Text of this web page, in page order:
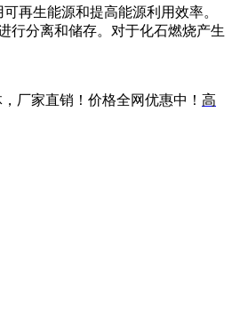
再生能源和提高能源利用效率。
行分离和储存。对于化石燃烧产生
厂家直销！价格全网优惠中！ 高